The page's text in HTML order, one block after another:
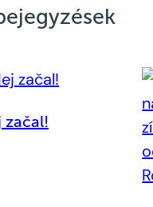
začal!